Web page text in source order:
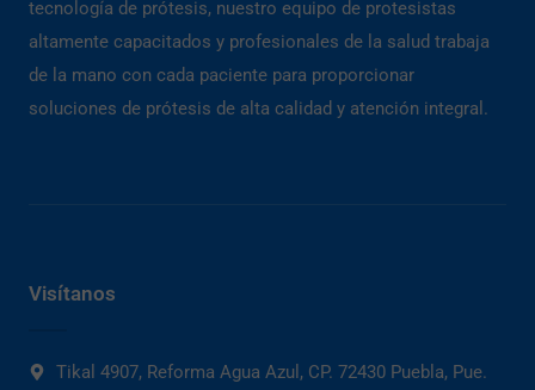
tecnología de prótesis, nuestro equipo de protesistas
altamente capacitados y profesionales de la salud trabaja
de la mano con cada paciente para proporcionar
soluciones de prótesis de alta calidad y atención integral.
Visítanos
Tikal 4907, Reforma Agua Azul, CP. 72430 Puebla, Pue.